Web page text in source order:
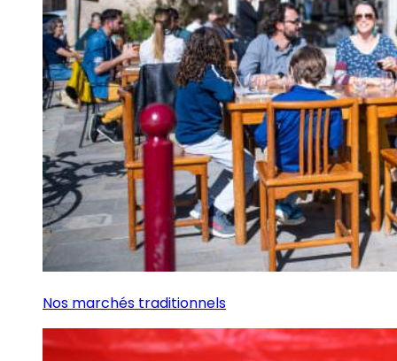
Nos marchés traditionnels